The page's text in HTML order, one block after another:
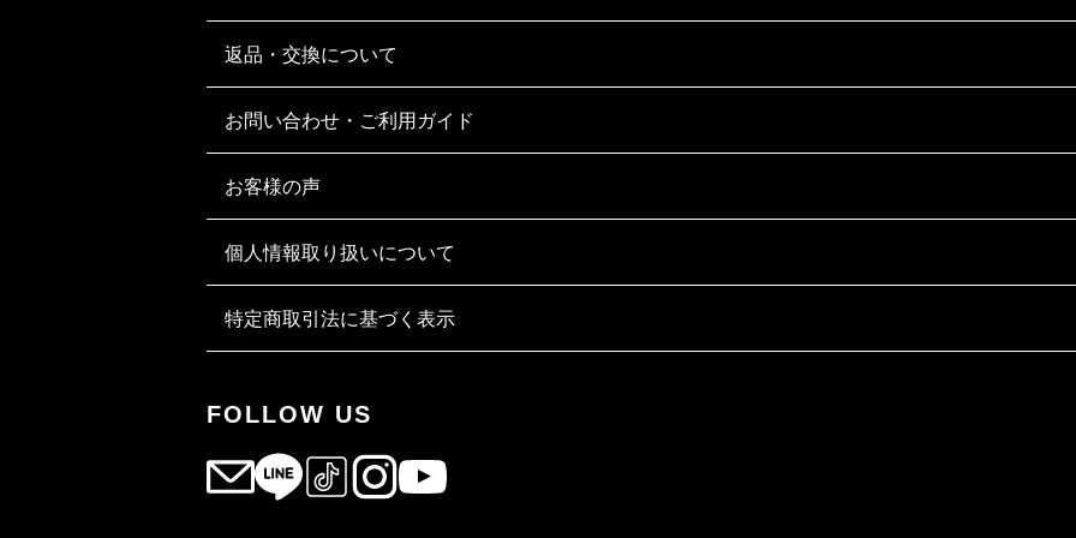
返品・交換について
お問い合わせ・ご利用ガイド
お客様の声
個人情報取り扱いについて
特定商取引法に基づく表示
FOLLOW US